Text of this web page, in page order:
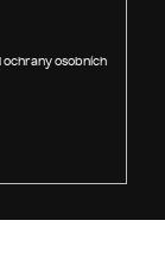
osobních